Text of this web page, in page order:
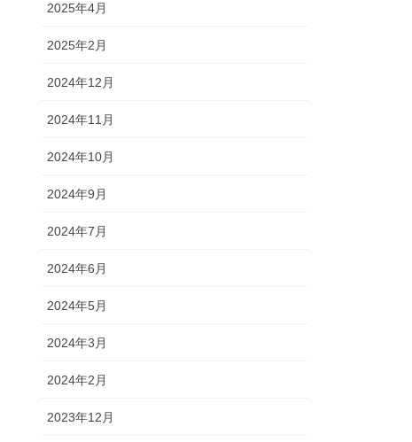
2025年4月
2025年2月
2024年12月
2024年11月
2024年10月
2024年9月
2024年7月
2024年6月
2024年5月
2024年3月
2024年2月
2023年12月